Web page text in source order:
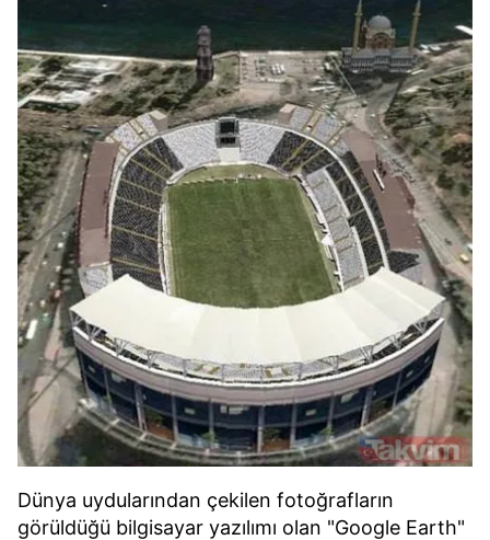
Dünya uydularından çekilen fotoğrafların
görüldüğü bilgisayar yazılımı olan "Google Earth"